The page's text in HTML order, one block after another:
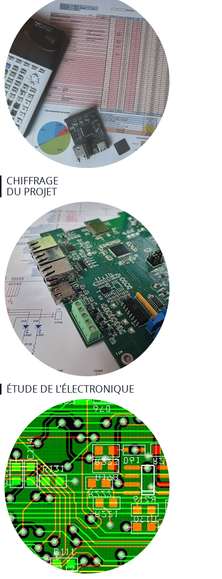
CHIFFRAGE
DU PROJET
ÉTUDE DE L'ÉLECTRONIQUE